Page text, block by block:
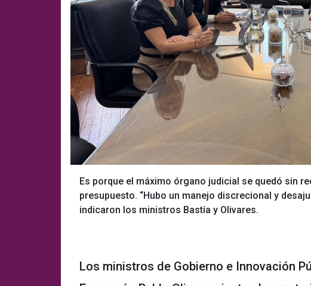
Es porque el máximo órgano judicial se quedó sin
presupuesto. “Hubo un manejo discrecional y
indicaron los ministros Bastía y Olivares.
Los ministros de Gobierno e Innovación